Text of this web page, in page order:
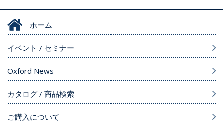
ホーム
イベント / セミナー
Oxford News
カタログ / 商品検索
ご購入について